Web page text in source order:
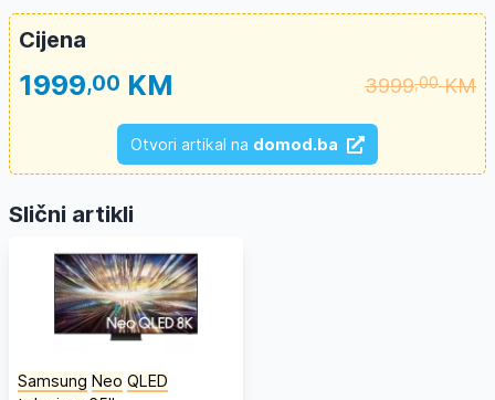
Cijena
1999,00 KM 3999,00KM
Otvori artikal na domod.ba
Slični artikli
Samsung Neo QLED